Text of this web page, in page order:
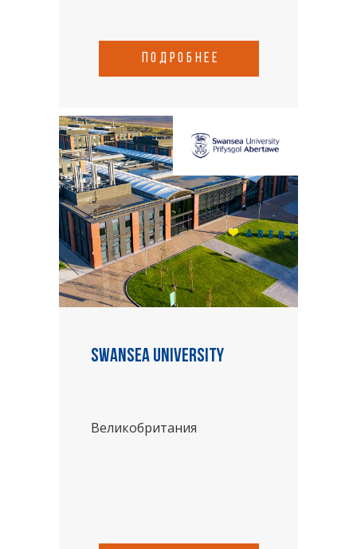
подробнее
Swansea University
Великобритания